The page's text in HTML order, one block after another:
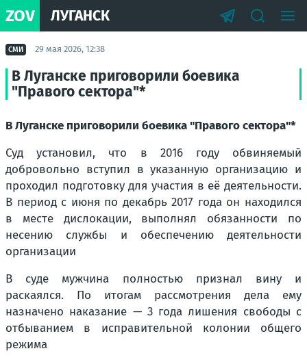
ZOV ЛУГАНСК
СМИ 29 мая 2026, 12:38
В Луганске приговорили боевика
"Правого сектора"*
В Луганске приговорили боевика "Правого сектора"*
Суд установил, что в 2016 году обвиняемый
добровольно вступил в указанную организацию и
проходил подготовку для участия в её деятельности.
В период с июня по декабрь 2017 года он находился
в месте дислокации, выполнял обязанности по
несению службы и обеспечению деятельности
организации
В суде мужчина полностью признал вину и
раскаялся. По итогам рассмотрения дела ему
назначено наказание — 3 года лишения свободы с
отбыванием в исправительной колонии общего
режима